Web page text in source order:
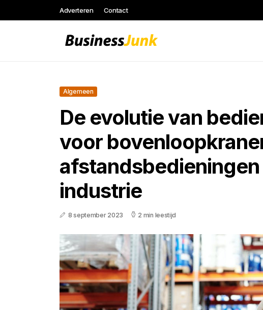
Adverteren Contact
Algemeen
De evolutie van
voor
afstandsbedieningen
industrie
8 september 2023 2 min leestijd